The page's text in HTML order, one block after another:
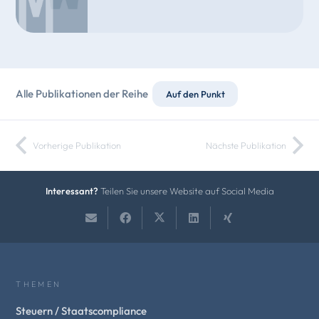
Alle Publikationen der Reihe Auf den Punkt
Vorherige Publikation Nächste Publikation
Interessant? Teilen Sie unsere Website auf Social Media
THEMEN
Steuern / Staatscompliance